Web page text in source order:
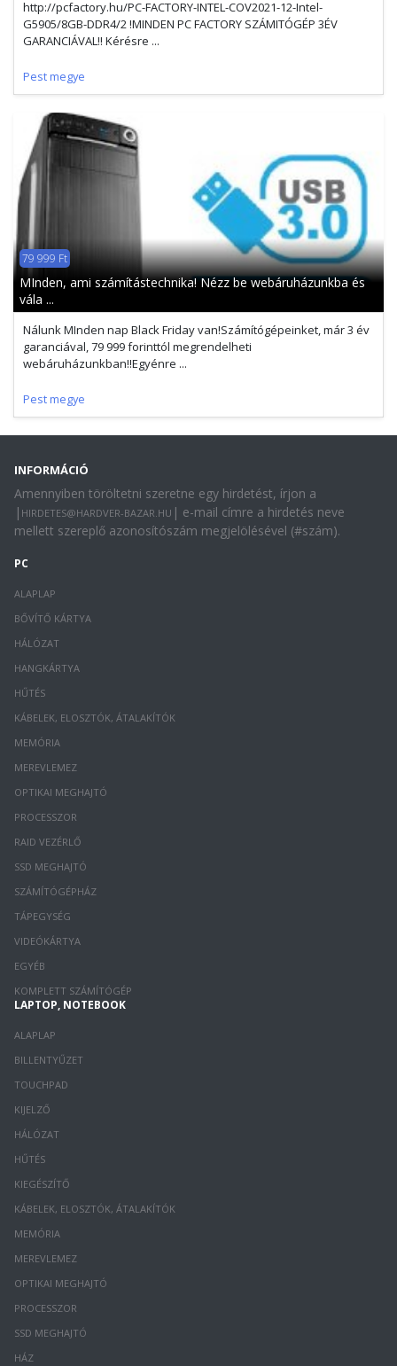
http://pcfactory.hu/PC-FACTORY-INTEL-COV2021-12-Intel-
G5905/8GB-DDR4/2 !MINDEN PC FACTORY SZÁMITÓGÉP 3ÉV
GARANCIÁVAL!! Kérésre ...
Pest megye
79 999 Ft
MInden, ami számítástechnika! Nézz be webáruházunkba és
vála ...
Nálunk MInden nap Black Friday van!Számítógépeinket, már 3 év
garanciával, 79 999 forinttól megrendelheti
webáruházunkban!!Egyénre ...
Pest megye
INFORMÁCIÓ
Amennyiben töröltetni szeretne egy hirdetést, írjon a
| HIRDETES@HARDVER-BAZAR.HU | e-mail címre a hirdetés neve
mellett szereplő azonosítószám megjelölésével (#szám).
PC
ALAPLAP
BŐVÍTŐ KÁRTYA
HÁLÓZAT
HANGKÁRTYA
HŰTÉS
KÁBELEK, ELOSZTÓK, ÁTALAKÍTÓK
MEMÓRIA
MEREVLEMEZ
OPTIKAI MEGHAJTÓ
PROCESSZOR
RAID VEZÉRLŐ
SSD MEGHAJTÓ
SZÁMÍTÓGÉPHÁZ
TÁPEGYSÉG
VIDEÓKÁRTYA
EGYÉB
KOMPLETT SZÁMÍTÓGÉP
LAPTOP, NOTEBOOK
ALAPLAP
BILLENTYŰZET
TOUCHPAD
KIJELZŐ
HÁLÓZAT
HŰTÉS
KIEGÉSZÍTŐ
KÁBELEK, ELOSZTÓK, ÁTALAKÍTÓK
MEMÓRIA
MEREVLEMEZ
OPTIKAI MEGHAJTÓ
PROCESSZOR
SSD MEGHAJTÓ
HÁZ